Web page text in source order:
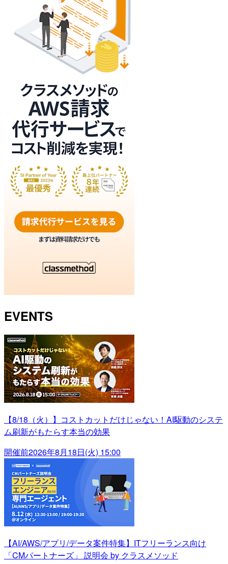
EVENTS
【8/18（火）】コストカットだけじゃない！AI駆動のシステ
ム刷新がもたらす本当の効果
開催前2026年8月18日(火) 15:00
【AI/AWS/アプリ/データ案件特集】ITフリーランス向け
「CMパートナーズ」 説明会 by クラスメソッド